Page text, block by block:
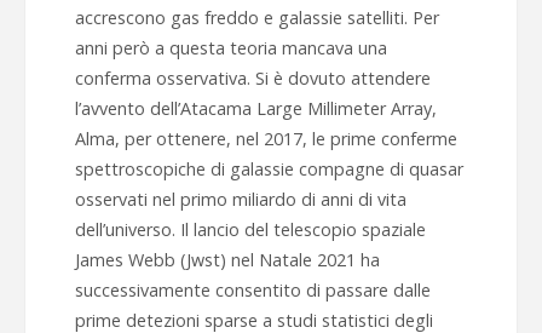
accrescono gas freddo e galassie satelliti. Per
anni però a questa teoria mancava una
conferma osservativa. Si è dovuto attendere
l’avvento dell’Atacama Large Millimeter Array,
Alma, per ottenere, nel 2017, le prime conferme
spettroscopiche di galassie compagne di quasar
osservati nel primo miliardo di anni di vita
dell’universo. Il lancio del telescopio spaziale
James Webb (Jwst) nel Natale 2021 ha
successivamente consentito di passare dalle
prime detezioni sparse a studi statistici degli